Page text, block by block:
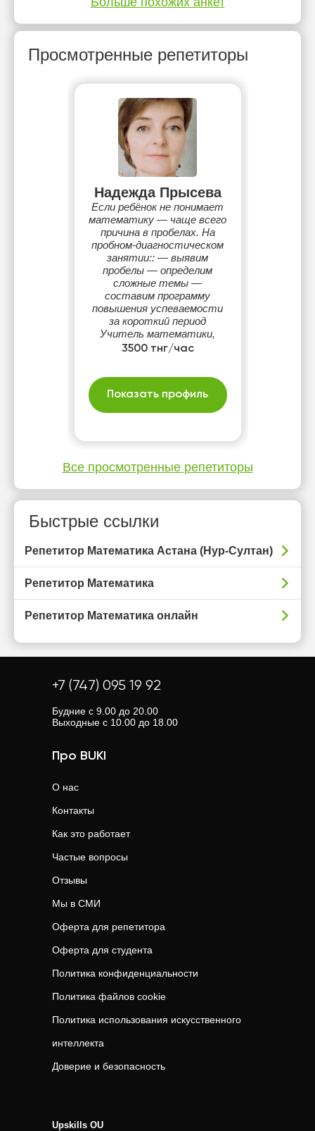
Просмотренные репетиторы
Надежда Прысева
Если ребёнок не понимает
математику — чаще всего
причина в пробелах. На
пробном-диагностическом
занятии:: — выявим
пробелы — определим
сложные темы —
составим программу
повышения успеваемости
за короткий период
Учитель математики,
стаж 30+ лет. Напишите
3500 тнг/час
Показать профиль
Все просмотренные репетиторы
Быстрые ссылки
Репетитор Математика Астана (Нур-Султан)
Репетитор Математика
Репетитор Математика онлайн
+7 (747) 095 19 92
Будние с 9.00 до 20.00
Выходные с 10.00 до 18.00
Про BUKI
О нас
Контакты
Как это работает
Частые вопросы
Отзывы
Мы в СМИ
Оферта для репетитора
Оферта для студента
Политика конфиденциальности
Политика файлов cookie
Политика использования искусственного
интеллекта
Доверие и безопасность
Upskills OU